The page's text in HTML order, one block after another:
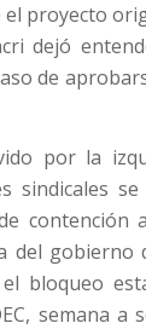
proyecto
dejó
de
por la
sindicales
contención
del gobierno
bloqueo
semana a